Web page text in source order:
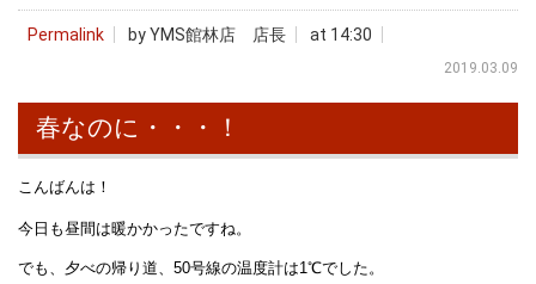
Permalink by YMS館林店 店長 at 14:30
2019.03.09
春なのに・・・！
こんばんは！
今日も昼間は暖かかったですね。
でも、夕べの帰り道、50号線の温度計は1℃でした。